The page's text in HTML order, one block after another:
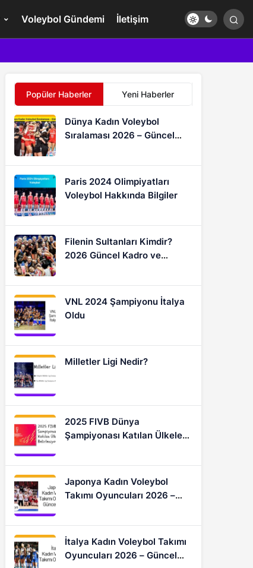
Voleybol Gündemi İletişim
Popüler Haberler Yeni Haberler
Dünya Kadın Voleybol
Sıralaması 2026 – Güncel
Paris 2024 Olimpiyatları
Voleybol Hakkında Bilgiler
Filenin Sultanları Kimdir?
2026 Güncel Kadro ve
VNL 2024 Şampiyonu İtalya
Oldu
Milletler Ligi Nedir?
2025 FIVB Dünya
Şampiyonası Katılan Ülkeler
Japonya Kadın Voleybol
Takımı Oyuncuları 2026 –
İtalya Kadın Voleybol Takımı
Oyuncuları 2026 – Güncel